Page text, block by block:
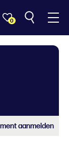
0
aanmelden